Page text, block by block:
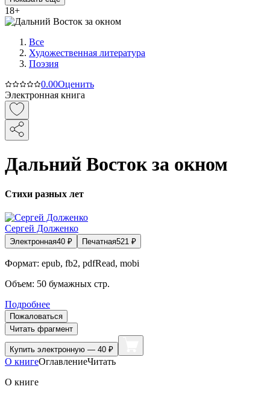
18+
Все
Художественная литература
Поэзия
0.00Оценить
Электронная книга
Дальний Восток за окном
Стихи разных лет
Сергей Долженко
Электронная40 ₽ Печатная521 ₽
Формат: epub, fb2, pdfRead, mobi
Объем: 50 бумажных стр.
Подробнее
Пожаловаться
Читать фрагмент
Купить электронную — 40 ₽
О книгеОглавлениеЧитать
О книге